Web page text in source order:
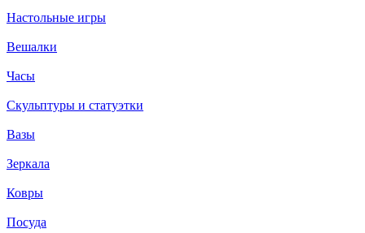
Настольные игры
Вешалки
Часы
Скульптуры и статуэтки
Вазы
Зеркала
Ковры
Посуда